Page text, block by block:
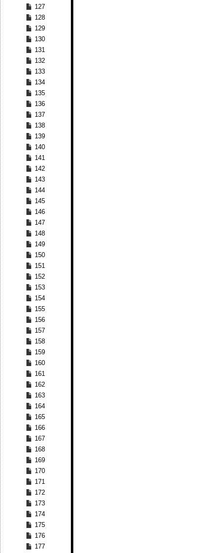
127
128
129
130
131
132
133
134
135
136
137
138
139
140
141
142
143
144
145
146
147
148
149
150
151
152
153
154
155
156
157
158
159
160
161
162
163
164
165
166
167
168
169
170
171
172
173
174
175
176
177